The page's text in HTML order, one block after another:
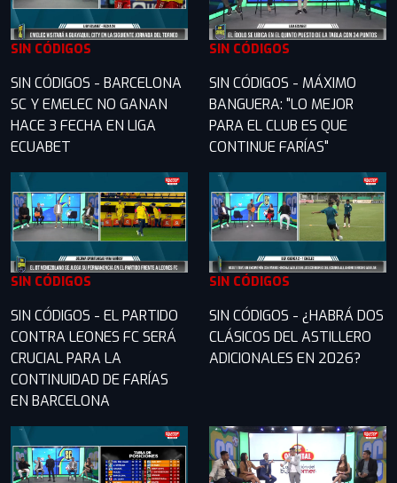
SIN CÓDIGOS
SIN CÓDIGOS - BARCELONA
SC Y EMELEC NO GANAN
HACE 3 FECHA EN LIGA
ECUABET
SIN CÓDIGOS
SIN CÓDIGOS - MÁXIMO
BANGUERA: "LO MEJOR
PARA EL CLUB ES QUE
CONTINUE FARÍAS"
SIN CÓDIGOS
SIN CÓDIGOS - EL PARTIDO
CONTRA LEONES FC SERÁ
CRUCIAL PARA LA
CONTINUIDAD DE FARÍAS
EN BARCELONA
SIN CÓDIGOS
SIN CÓDIGOS - ¿HABRÁ DOS
CLÁSICOS DEL ASTILLERO
ADICIONALES EN 2026?